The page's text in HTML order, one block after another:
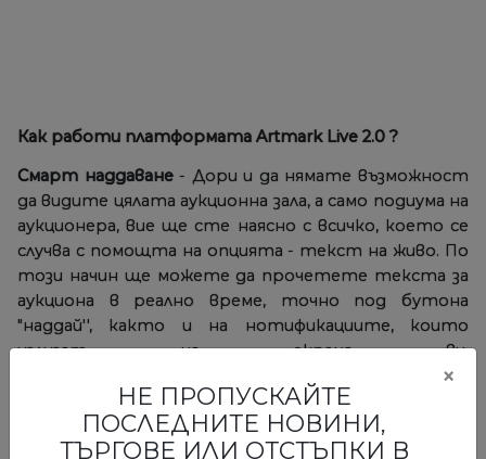
Как работи платформата Artmark Live 2.0 ?
Смарт наддаване- Дори и да нямате възможност
да видите цялата аукционна зала, а само подиума на
аукционера, вие ще сте наясно с всичко, което се
случва с помощта на опцията - текст на живо. По
този начин ще можете да прочетете текста за
аукциона в реално време, точно под бутона
"наддай'', както и на нотификациите, които
излизат на екрана ви.
НЕ ПРОПУСКАЙТЕ
ПОСЛЕДНИТЕ НОВИНИ,
ТЪРГОВЕ ИЛИ ОТСТЪПКИ В
×